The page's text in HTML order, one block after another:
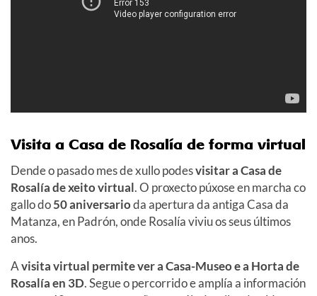
Visita a Casa de Rosalía de forma virtual
Dende o pasado mes de xullo podesvisitar a Casa de
Rosalía de xeito virtual. O proxecto púxose en marcha co
gallo do50 aniversarioda apertura da antiga Casa da
Matanza, en Padrón, onde Rosalía viviu os seus últimos
anos.
Avisita virtual permite ver a Casa-Museo e a Horta de
Rosalía en 3D. Segue o percorrido e amplía a información